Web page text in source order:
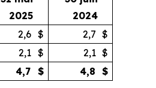
2025
2024
2,6 $ 2,7 $
2,1 $ 2,1 $
4,7 $ 4,8 $